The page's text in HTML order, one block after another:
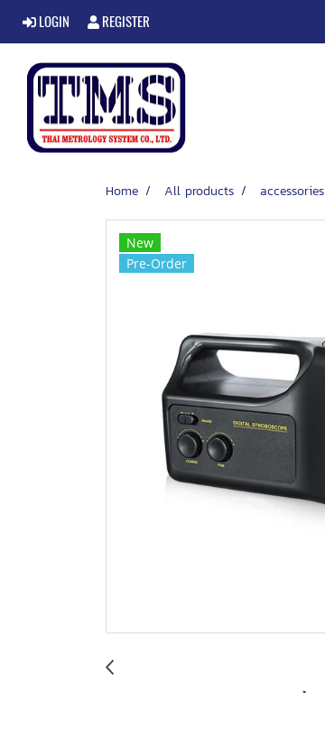
LOGIN REGISTER
Home All products accessories
New
Pre-Order